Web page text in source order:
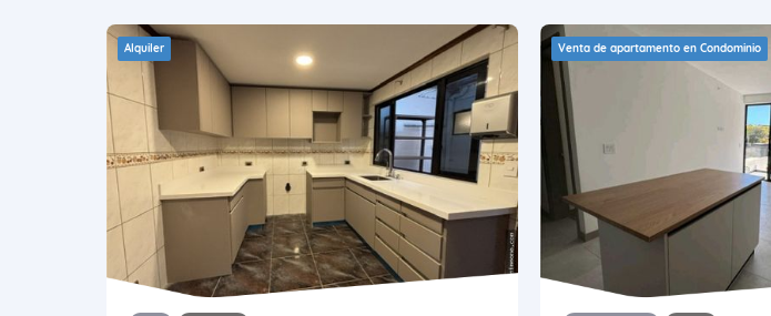
Alquiler Venta de apartamento en Condominio